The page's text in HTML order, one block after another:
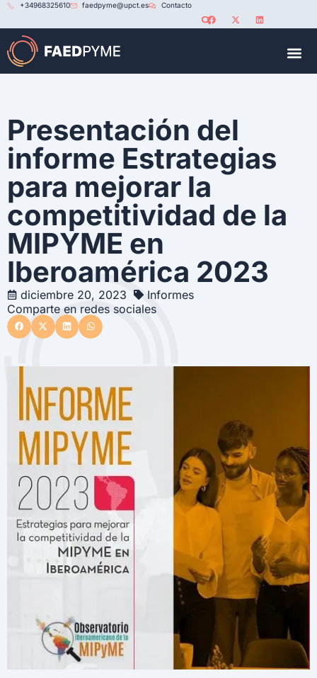
+34968325610 faedpyme@upct.es Contacto
Presentación del
informe Estrategias
para mejorar la
competitividad de la
MIPYME en
Iberoamérica 2023
diciembre 20, 2023
Informes
Comparte en redes sociales